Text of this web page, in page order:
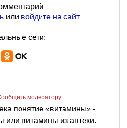
или войдите на сайт
сети:
модератору
понятие «витамины» -
или витамины из аптеки.